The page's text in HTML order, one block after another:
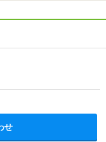
せ